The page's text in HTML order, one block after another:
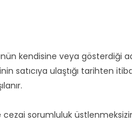
kendisine veya gösterdiği
satıcıya ulaştığı tarihten
sorumluluk